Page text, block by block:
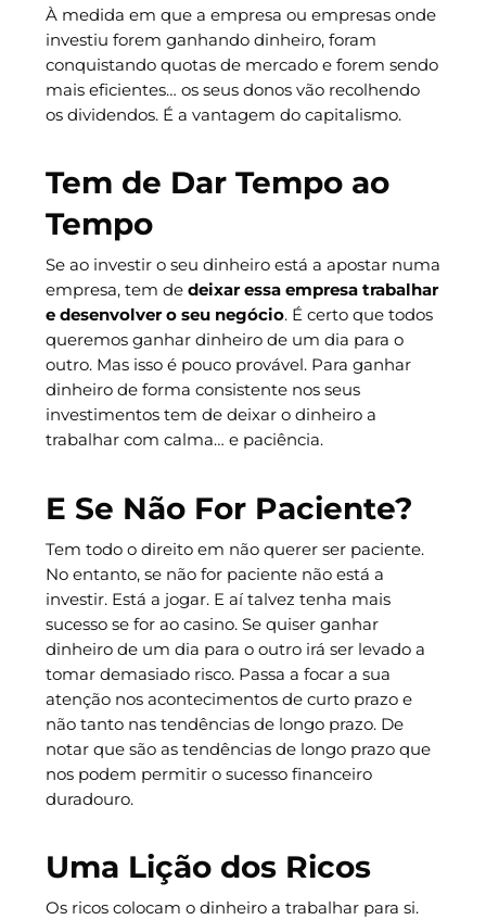
À medida em que a empresa ou empresas onde
investiu forem ganhando dinheiro, foram
conquistando quotas de mercado e forem sendo
mais eficientes… os seus donos vão recolhendo
os dividendos. É a vantagem do capitalismo.
Tem de Dar Tempo ao
Tempo
Se ao investir o seu dinheiro está a apostar numa
empresa, tem de deixar essa empresa trabalhar
e desenvolver o seu negócio. É certo que todos
queremos ganhar dinheiro de um dia para o
outro. Mas isso é pouco provável. Para ganhar
dinheiro de forma consistente nos seus
investimentos tem de deixar o dinheiro a
trabalhar com calma… e paciência.
E Se Não For Paciente?
Tem todo o direito em não querer ser paciente.
No entanto, se não for paciente não está a
investir. Está a jogar. E aí talvez tenha mais
sucesso se for ao casino. Se quiser ganhar
dinheiro de um dia para o outro irá ser levado a
tomar demasiado risco. Passa a focar a sua
atenção nos acontecimentos de curto prazo e
não tanto nas tendências de longo prazo. De
notar que são as tendências de longo prazo que
nos podem permitir o sucesso financeiro
duradouro.
Uma Lição dos Ricos
Os ricos colocam o dinheiro a trabalhar para si.